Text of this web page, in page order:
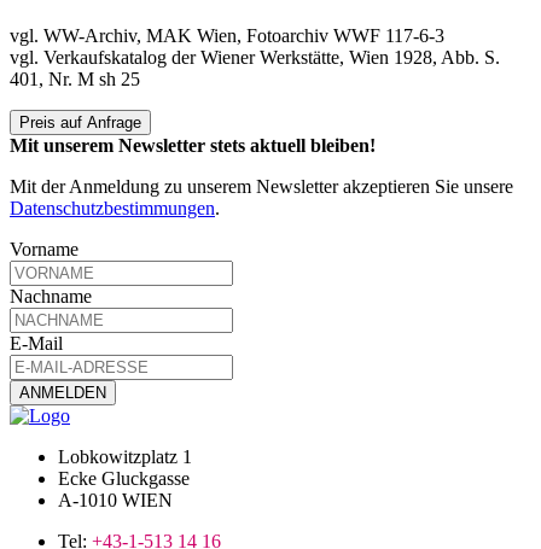
vgl. WW-Archiv, MAK Wien, Fotoarchiv WWF 117-6-3
vgl. Verkaufskatalog der Wiener Werkstätte, Wien 1928, Abb. S.
401, Nr. M sh 25
Preis auf Anfrage
Mit unserem Newsletter stets aktuell bleiben!
Mit der Anmeldung zu unserem Newsletter akzeptieren Sie unsere
Datenschutzbestimmungen.
Vorname
Nachname
E-Mail
Lobkowitzplatz 1
Ecke Gluckgasse
A-1010 WIEN
Tel: +43-1-513 14 16